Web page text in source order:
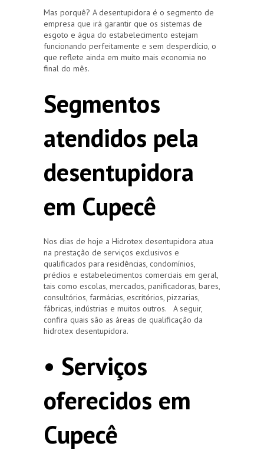
Mas porquê? A desentupidora é o segmento de
empresa que irá garantir que os sistemas de
esgoto e água do estabelecimento estejam
funcionando perfeitamente e sem desperdício, o
que reflete ainda em muito mais economia no
final do mês.
Segmentos
atendidos pela
desentupidora
em Cupecê
Nos dias de hoje a Hidrotex desentupidora atua
na prestação de serviços exclusivos e
qualificados para residências, condomínios,
prédios e estabelecimentos comerciais em geral,
tais como escolas, mercados, panificadoras, bares,
consultórios, farmácias, escritórios, pizzarias,
fábricas, indústrias e muitos outros. A seguir,
confira quais são as áreas de qualificação da
hidrotex desentupidora.
• Serviços
oferecidos em
Cupecê